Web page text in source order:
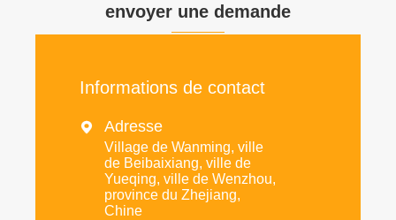
envoyer une demande
Informations de contact
 Adresse
Village de Wanming, ville
de Beibaixiang, ville de
Yueqing, ville de Wenzhou,
province du Zhejiang,
Chine